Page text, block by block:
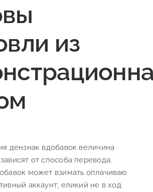
из
дензнак вдобавок величина
от способа перевода.
может взимать оплачиваю
аккаунт, еликий не в ход